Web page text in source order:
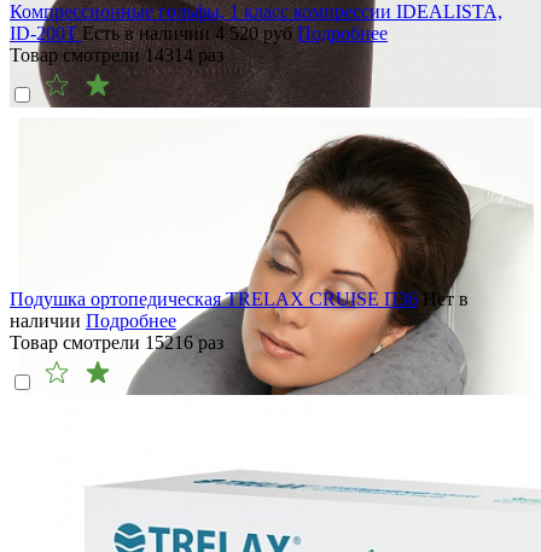
Компрессионные гольфы, 1 класс компрессии IDEALISTA,
ID-200TЕсть в наличии 4 520руб Подробнее
Товар смотрели14314 раз
Подушка ортопедическая TRELAX CRUISE П36 Нет в
наличии Подробнее
Товар смотрели 15216 раз